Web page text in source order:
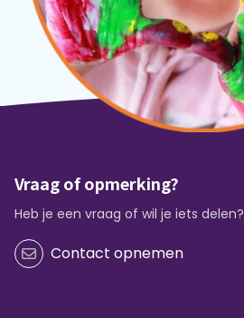
Vraag of opmerking?
Heb je een vraag of wil je iets delen?
Contact opnemen